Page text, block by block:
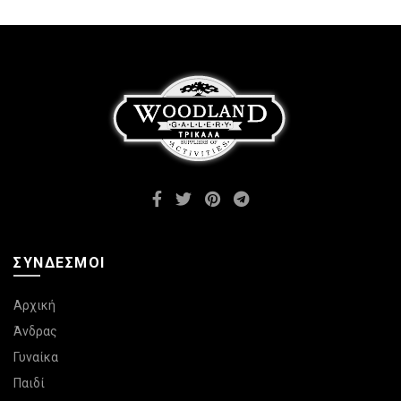
Οι
επιλεγούν
σελίδα
σελίδα
του
προϊόντος
ΣΎΝΔΕΣΜΟΙ
Αρχική
Άνδρας
Γυναίκα
Παιδί